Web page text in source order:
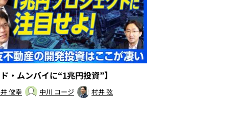
ド・ムンバイに“1兆円投資”】
俊幸 中川 コージ 村井 弦